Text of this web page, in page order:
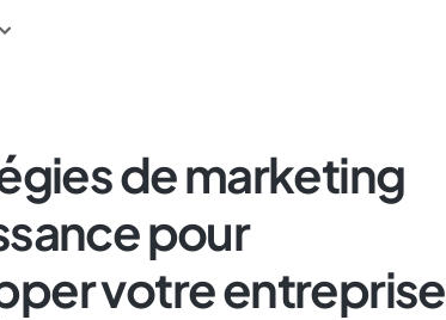
de marketing
pour
votre entreprise